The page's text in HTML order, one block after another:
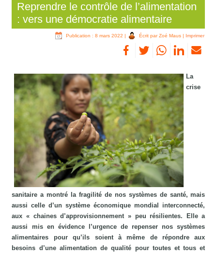
Reprendre le contrôle de l’alimentation
: vers une démocratie alimentaire
Publication : 8 mars 2022 | Écrit par Zoé Maus | Imprimer
La
crise
sanitaire a montré la fragilité de nos systèmes de santé, mais
aussi celle d’un système économique mondial interconnecté,
aux « chaines d’approvisionnement » peu résilientes. Elle a
aussi mis en évidence l’urgence de repenser nos systèmes
alimentaires pour qu’ils soient à même de répondre aux
besoins d’une alimentation de qualité pour toutes et tous et